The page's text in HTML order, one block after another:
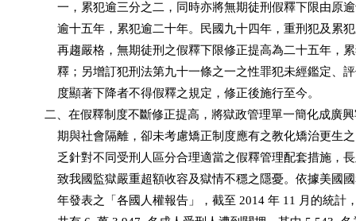
一，累犯逾三分之二，同時亦將無期徒刑假釋下限由原
逾十五年，累犯逾二十年。民國九十四年，重刑犯及累
再趨嚴格，無期徒刑之假釋下限修正提高為二十五年，
釋；另增訂犯刑法第九十一條之一之性罪犯未經鑑定、
              度顯著下降者不得假釋之規定，修正後施行至今。
二、在假釋制度不斷修正提高，將獄政管理單一簡化成廣
期與社會隔離，卻未考慮矯正制度應有之教化矯治更生
乏針對不同受刑人區分合理適當之假釋管理配套措施，
致我國監獄嚴重超額收容及獄情不穩之隱憂。依據美國
年發表之「各國人權報告」，截至 2014 年 11 月的統計